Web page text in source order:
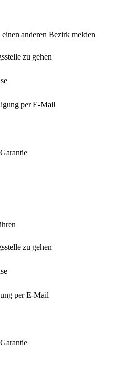
anderen Bezirk melden
zu gehen
per E-Mail
zu gehen
per E-Mail